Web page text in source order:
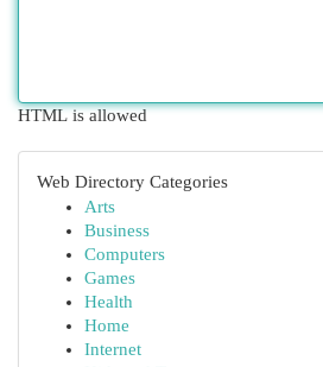
HTML is allowed
Web Directory Categories
Arts
Business
Computers
Games
Health
Home
Internet